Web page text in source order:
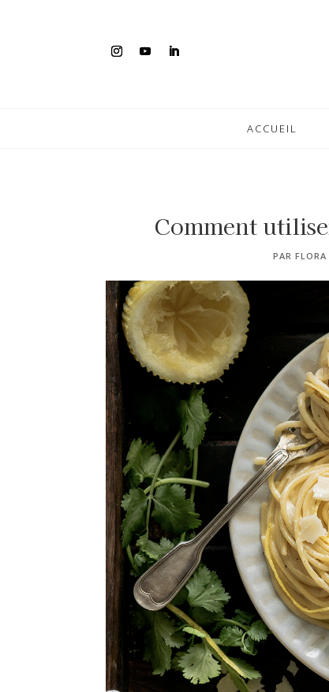
ACCUEIL
Comment
PARFLORA